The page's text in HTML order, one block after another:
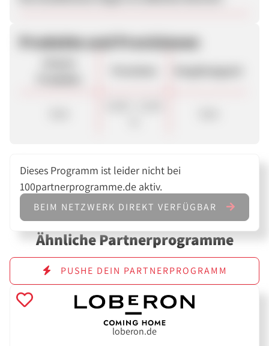
Produkte und Provisionen
Dieses Programm ist leider nicht bei
100partnerprogramme.de aktiv.
BEIM NETZWERK DIREKT VERFÜGBAR
Ähnliche Partnerprogramme
PUSHE DEIN PARTNERPROGRAMM
loberon.de